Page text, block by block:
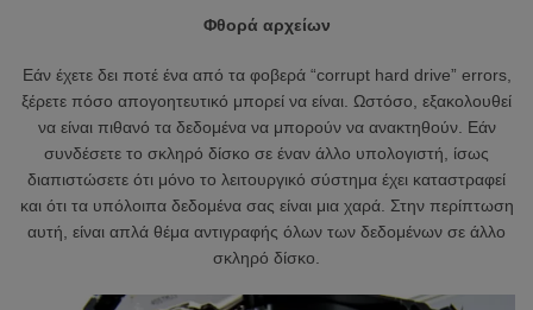
Φθορά αρχείων
Εάν έχετε δει ποτέ ένα από τα φοβερά “corrupt hard drive” errors,
ξέρετε πόσο απογοητευτικό μπορεί να είναι. Ωστόσο, εξακολουθεί
να είναι πιθανό τα δεδομένα να μπορούν να ανακτηθούν. Εάν
συνδέσετε το σκληρό δίσκο σε έναν άλλο υπολογιστή, ίσως
διαπιστώσετε ότι μόνο το λειτουργικό σύστημα έχει καταστραφεί
και ότι τα υπόλοιπα δεδομένα σας είναι μια χαρά. Στην περίπτωση
αυτή, είναι απλά θέμα αντιγραφής όλων των δεδομένων σε άλλο
σκληρό δίσκο.